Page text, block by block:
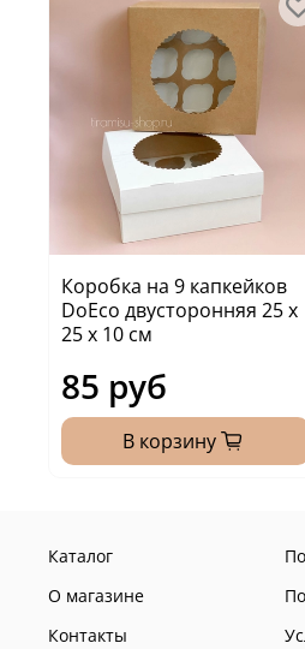
Коробка на 9 капкейков
DoEco двусторонняя 25 х
25 х 10 см
85 руб
В корзину
Каталог
О магазине
Контакты